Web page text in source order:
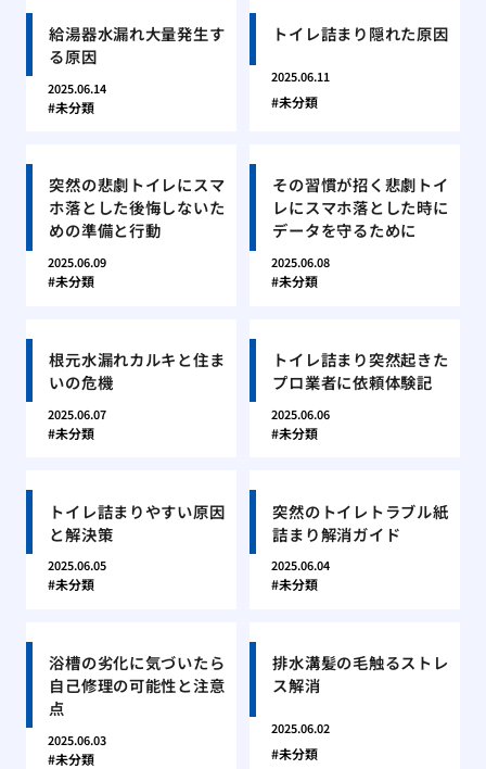
給湯器水漏れ大量発生す
る原因
2025.06.14
未分類
トイレ詰まり隠れた原因
2025.06.11
未分類
突然の悲劇トイレにスマ
ホ落とした後悔しないた
めの準備と行動
2025.06.09
未分類
その習慣が招く悲劇トイ
レにスマホ落とした時に
データを守るために
2025.06.08
未分類
根元水漏れカルキと住ま
いの危機
2025.06.07
未分類
トイレ詰まり突然起きた
プロ業者に依頼体験記
2025.06.06
未分類
トイレ詰まりやすい原因
と解決策
2025.06.05
未分類
突然のトイレトラブル紙
詰まり解消ガイド
2025.06.04
未分類
浴槽の劣化に気づいたら
自己修理の可能性と注意
点
2025.06.03
未分類
排水溝髪の毛触るストレ
ス解消
2025.06.02
未分類